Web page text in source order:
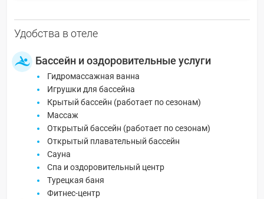
Удобства в отеле
Бассейн и оздоровительные услуги
Гидромассажная ванна
Игрушки для бассейна
Крытый бассейн (работает по сезонам)
Массаж
Открытый бассейн (работает по сезонам)
Открытый плавательный бассейн
Сауна
Спа и оздоровительный центр
Турецкая баня
Фитнес-центр